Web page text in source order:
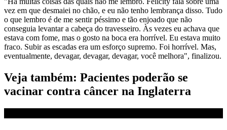
vez em que desmaiei no chão, e eu não tenho lembrança disso. Tudo
o que lembro é de me sentir péssimo e tão enjoado que não
conseguia levantar a cabeça do travesseiro. Às vezes eu achava que
estava com fome, mas o gosto na boca era horrível. Eu estava muito
fraco. Subir as escadas era um esforço supremo. Foi horrível. Mas,
eventualmente, devagar, devagar, devagar, você melhora", finalizou.
Veja também: Pacientes poderão se
vacinar contra câncer na Inglaterra